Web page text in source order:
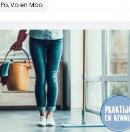
Po, Vo en Mbo
Bekijk